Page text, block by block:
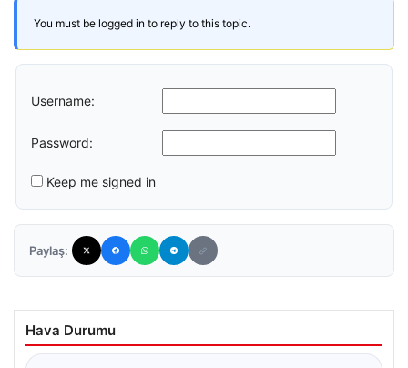
You must be logged in to reply to this topic.
Username:
Password:
Keep me signed in
Paylaş:
Hava Durumu